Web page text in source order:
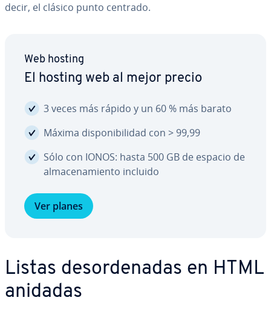
decir, el clásico punto centrado.
Web hosting
El hosting web al mejor precio
3 veces más rápido y un 60 % más barato
Máxima di­s­po­ni­bi­li­dad con > 99,99
Sólo con IONOS: hasta 500 GB de espacio de
al­ma­ce­na­mie­n­to incluido
Ver planes
Listas des­or­de­na­das en HTML
anidadas